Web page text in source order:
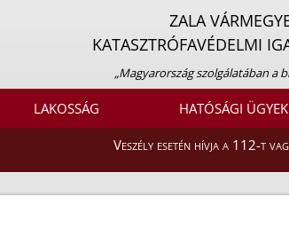
ZALA
KATASZTRÓFAVÉDELMI
„Magyarország szolgálatában a
LAKOSSÁG HATÓSÁGI ÜGYEK
Veszély esetén hívja a 112-t